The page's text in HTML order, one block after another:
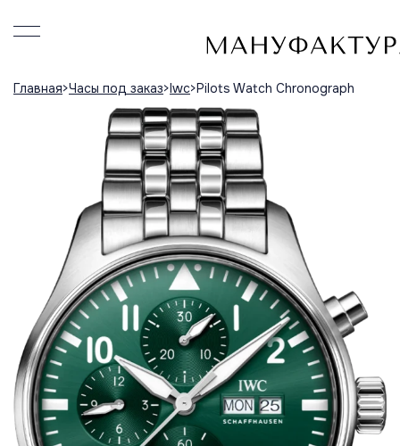
Главная Часы под заказ Iwc Pilots Watch Chronograph